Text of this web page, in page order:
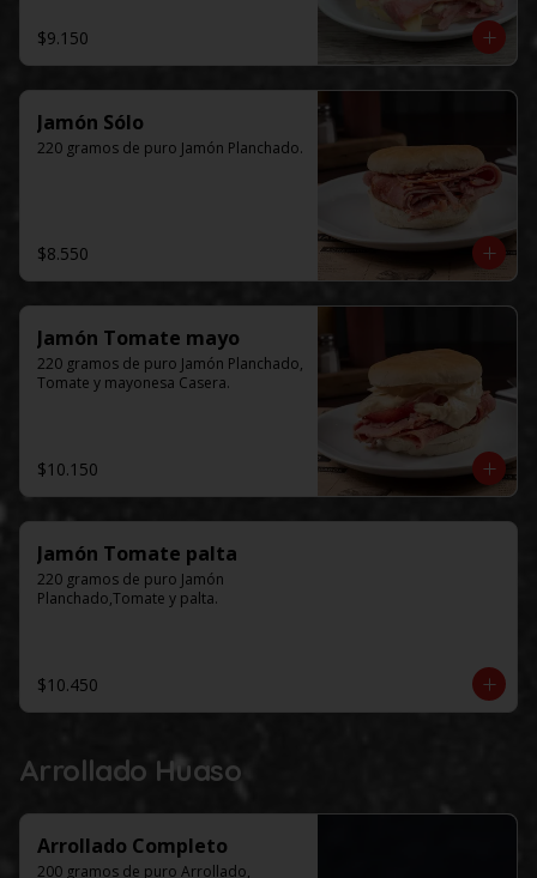
$9.150
Jamón Sólo
220 gramos de puro Jamón Planchado.
$8.550
Jamón Tomate mayo
220 gramos de puro Jamón Planchado,
Tomate y mayonesa Casera.
$10.150
Jamón Tomate palta
220 gramos de puro Jamón
Planchado,Tomate y palta.
$10.450
Arrollado Huaso
Arrollado Completo
200 gramos de puro Arrollado,